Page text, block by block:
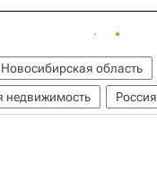
Новосибирская область
недвижимость
Россия